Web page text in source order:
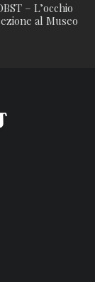
– L’occhio
al Museo